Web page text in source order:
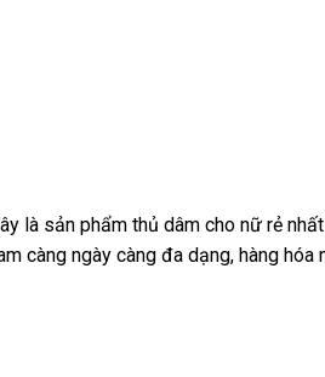
là sản phẩm thủ dâm cho nữ rẻ nhất
càng ngày càng đa dạngnơi
, hàng hóa